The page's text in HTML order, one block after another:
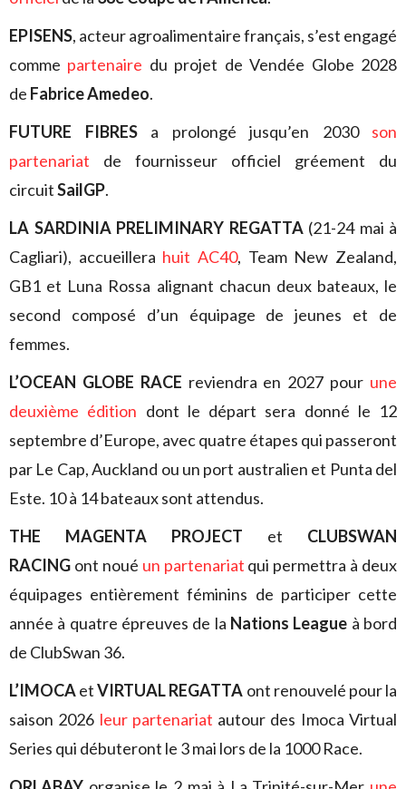
EPISENS, acteur agroalimentaire français, s’est engagé
comme partenaire du projet de Vendée Globe 2028
de Fabrice Amedeo.
FUTURE FIBRESa prolongé jusqu’en 2030 son
partenariat de fournisseur officiel gréement du
circuitSailGP.
LA SARDINIA PRELIMINARY REGATTA(21-24 mai à
Cagliari), accueillera huit AC40, Team New Zealand,
GB1 et Luna Rossa alignant chacun deux bateaux, le
second composé d’un équipage de jeunes et de
femmes.
L’OCEAN GLOBE RACE reviendra en 2027 pour une
deuxième édition dont le départ sera donné le 12
septembre d’Europe, avec quatre étapes qui passeront
par Le Cap, Auckland ou un port australien et Punta del
Este. 10 à 14 bateaux sont attendus.
THE MAGENTA PROJECT et CLUBSWAN
RACING ont noué un partenariat qui permettra à deux
équipages entièrement féminins de participer cette
année à quatre épreuves de la Nations League à bord
de ClubSwan 36.
L’IMOCAetVIRTUAL REGATTA ont renouvelé pour la
saison 2026 leur partenariat autour des Imoca Virtual
Series qui débuteront le 3 mai lors de la 1000 Race.